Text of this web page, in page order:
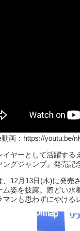
動画：https://youtu.be/
イヤーとして活躍す
ングジャンプ』発売記
、12月13日(木)に発売
ム姿を披露。際どい水
マンも思わずにやける